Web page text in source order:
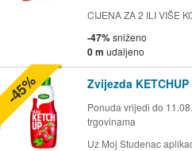
CIJENA ZA 2 ILI VIŠE
-47%sniženo
0 m udaljeno
Zvijezda
Ponuda vrijedi do
trgovinama
Uz Moj Studenac
-45%